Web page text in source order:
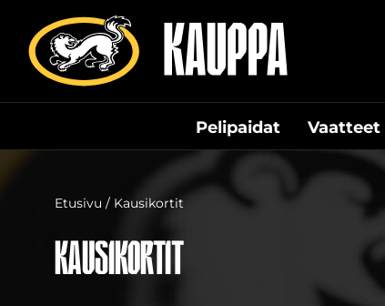
suoraan
sisältöön
Pelipaidat Vaatteet
Etusivu / Kausikortit
Kausikortit